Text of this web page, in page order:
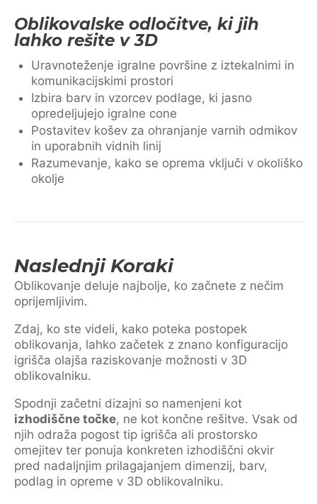
Oblikovalske odločitve, ki jih
lahko rešite v 3D
Uravnoteženje igralne površine z iztekalnimi in
komunikacijskimi prostori
Izbira barv in vzorcev podlage, ki jasno
opredeljujejo igralne cone
Postavitev košev za ohranjanje varnih odmikov
in uporabnih vidnih linij
Razumevanje, kako se oprema vključi v okoliško
okolje
Naslednji Koraki
Oblikovanje deluje najbolje, ko začnete z nečim
oprijemljivim.
Zdaj, ko ste videli, kako poteka postopek
oblikovanja, lahko začetek z znano konfiguracijo
igrišča olajša raziskovanje možnosti v 3D
oblikovalniku.
Spodnji začetni dizajni so namenjeni kot
izhodiščne točke, ne kot končne rešitve. Vsak od
njih odraža pogost tip igrišča ali prostorsko
omejitev ter ponuja konkreten izhodiščni okvir
pred nadaljnjim prilagajanjem dimenzij, barv,
podlag in opreme v 3D oblikovalniku.